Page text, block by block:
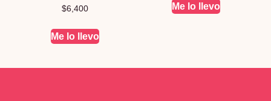
$6,400
Me lo llevo
Me lo llevo